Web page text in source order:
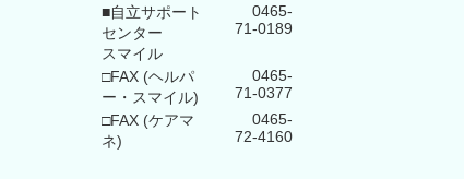
■自立サポート
センター
スマイル
0465-
71-0189
□FAX (ヘルパ
ー・スマイル)
0465-
71-0377
□FAX (ケアマ
ネ)
0465-
72-4160